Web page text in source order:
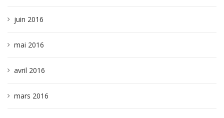
juin 2016
mai 2016
avril 2016
mars 2016